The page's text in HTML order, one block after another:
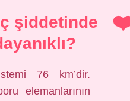
şiddetinde
76 km’dir.
elemanlarının